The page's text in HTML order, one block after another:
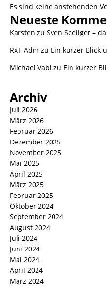
Es sind keine anstehenden
Neueste
Karsten zu Sven Seeliger –
RxT-Adm zu Ein kurzer Blick
Michael Vabi zu Ein kurzer
Archiv
Juli 2026
März 2026
Februar 2026
Dezember 2025
November 2025
Mai 2025
April 2025
März 2025
Februar 2025
Oktober 2024
September 2024
August 2024
Juli 2024
Juni 2024
Mai 2024
April 2024
März 2024